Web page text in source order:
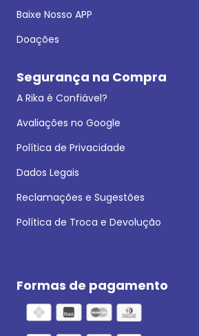
Baixe Nosso APP
Doações
Segurança na Compra
A Rika é Confiável?
Avaliações no Google
Política de Privacidade
Dados Legais
Reclamações e Sugestões
Política de Troca e Devolução
Formas de pagamento